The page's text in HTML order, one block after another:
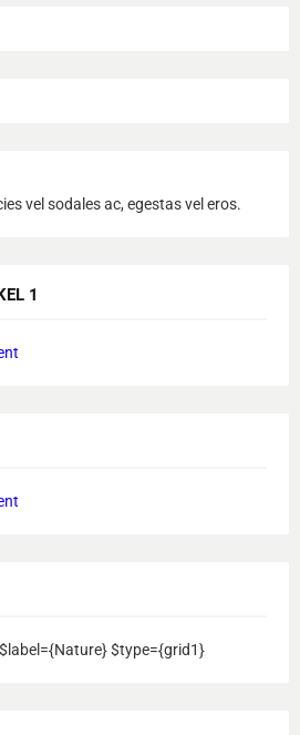
vel sodales ac, egestas vel eros.
1
$type={grid1}